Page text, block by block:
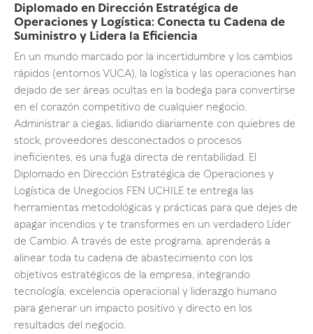
Diplomado en Dirección Estratégica de
Operaciones y Logística: Conecta tu Cadena de
Suministro y Lidera la Eficiencia
En un mundo marcado por la incertidumbre y los cambios
rápidos (entornos VUCA), la logística y las operaciones han
dejado de ser áreas ocultas en la bodega para convertirse
en el corazón competitivo de cualquier negocio.
Administrar a ciegas, lidiando diariamente con quiebres de
stock, proveedores desconectados o procesos
ineficientes, es una fuga directa de rentabilidad. El
Diplomado en Dirección Estratégica de Operaciones y
Logística de Unegocios FEN UCHILE te entrega las
herramientas metodológicas y prácticas para que dejes de
apagar incendios y te transformes en un verdadero Líder
de Cambio. A través de este programa, aprenderás a
alinear toda tu cadena de abastecimiento con los
objetivos estratégicos de la empresa, integrando
tecnología, excelencia operacional y liderazgo humano
para generar un impacto positivo y directo en los
resultados del negocio.